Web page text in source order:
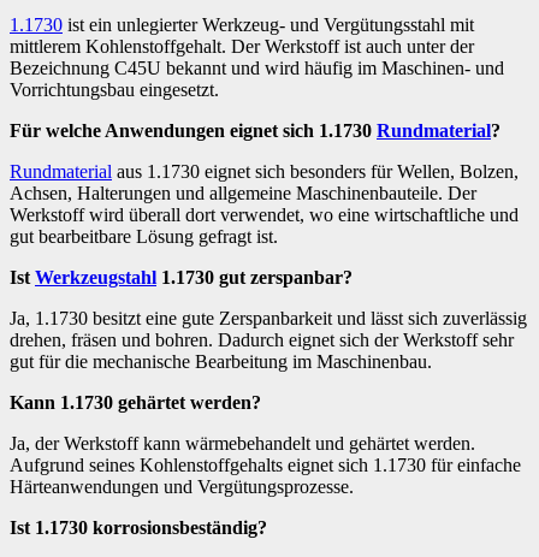
1.1730 ist ein unlegierter Werkzeug- und Vergütungsstahl mit
mittlerem Kohlenstoffgehalt. Der Werkstoff ist auch unter der
Bezeichnung C45U bekannt und wird häufig im Maschinen- und
Vorrichtungsbau eingesetzt.
Für welche Anwendungen eignet sich 1.1730 Rundmaterial?
Rundmaterial aus 1.1730 eignet sich besonders für Wellen, Bolzen,
Achsen, Halterungen und allgemeine Maschinenbauteile. Der
Werkstoff wird überall dort verwendet, wo eine wirtschaftliche und
gut bearbeitbare Lösung gefragt ist.
Ist Werkzeugstahl 1.1730 gut zerspanbar?
Ja, 1.1730 besitzt eine gute Zerspanbarkeit und lässt sich zuverlässig
drehen, fräsen und bohren. Dadurch eignet sich der Werkstoff sehr
gut für die mechanische Bearbeitung im Maschinenbau.
Kann 1.1730 gehärtet werden?
Ja, der Werkstoff kann wärmebehandelt und gehärtet werden.
Aufgrund seines Kohlenstoffgehalts eignet sich 1.1730 für einfache
Härteanwendungen und Vergütungsprozesse.
Ist 1.1730 korrosionsbeständig?